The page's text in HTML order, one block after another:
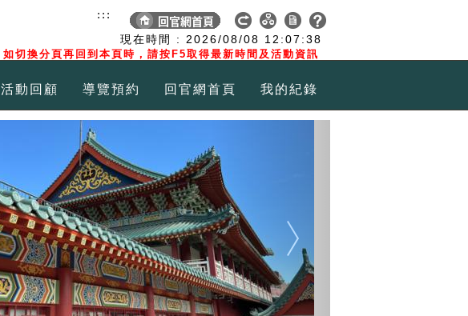
現在時間 : 2026/08/08 12:07:39
如切換分頁再回到本頁時，請按F5取得最新時間及活動資訊
:::
活動回顧 導覽預約 回官網首頁 我的紀錄